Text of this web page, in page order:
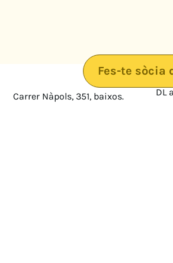
Fes-te sòcia
Carrer Nàpols, 351, baixos.
08025 · Barcelona
DL